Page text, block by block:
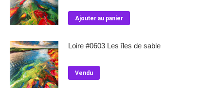
Ajouter au panier
Loire #0603 Les îles de sable
Vendu